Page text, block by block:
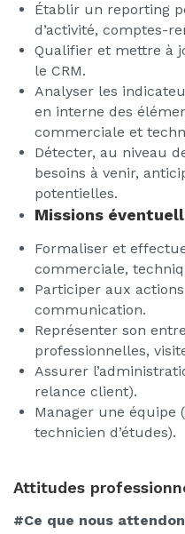
Établir un reporting
d’activité, comptes-
Qualifier et mettre à
le CRM.
Analyser les
en interne des
commerciale et
Détecter, au niveau
besoins à venir,
potentielles.
Missions
Formaliser et
commerciale,
Participer aux
communication.
Représenter son
professionnelles,
Assurer
relance client).
Manager une équipe
technicien d’études).
Attitudes
#Ce que nous